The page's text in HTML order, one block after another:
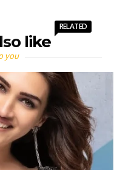
like
RELATED
you